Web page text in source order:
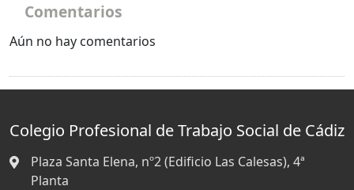
Comentarios
Aún no hay comentarios
Colegio Profesional de Trabajo Social de Cádiz
Plaza Santa Elena, nº2 (Edificio Las Calesas), 4ª
Planta